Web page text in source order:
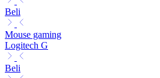
Beli
Mouse gaming
Logitech G
Beli